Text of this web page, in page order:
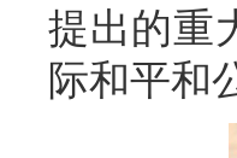
提出的重
际和平和